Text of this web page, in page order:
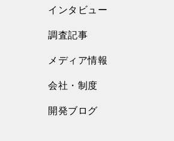
インタビュー
調査記事
メディア情報
会社・制度
開発ブログ